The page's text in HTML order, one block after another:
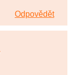
Odpovědět